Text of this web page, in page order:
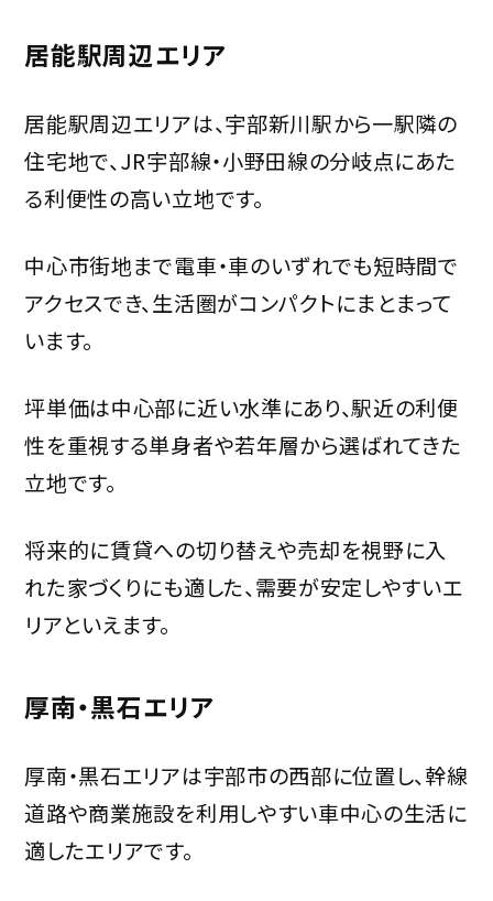
居能駅周辺エリア
居能駅周辺エリアは、宇部新川駅から一駅隣の
住宅地で、JR宇部線・小野田線の分岐点にあた
る利便性の高い立地です。
中心市街地まで電車・車のいずれでも短時間で
アクセスでき、生活圏がコンパクトにまとまって
います。
坪単価は中心部に近い水準にあり、駅近の利便
性を重視する単身者や若年層から選ばれてきた
立地です。
将来的に賃貸への切り替えや売却を視野に入
れた家づくりにも適した、需要が安定しやすいエ
リアといえます。
厚南・黒石エリア
厚南・黒石エリアは宇部市の西部に位置し、幹線
道路や商業施設を利用しやすい車中心の生活に
適したエリアです。